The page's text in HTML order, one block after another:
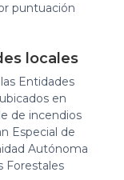
puntuación
locales
Entidades
en
de incendios
Especial de
Autónoma
Forestales